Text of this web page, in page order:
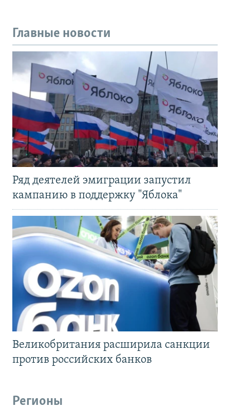
Главные новости
Ряд деятелей эмиграции запустил
кампанию в поддержку "Яблока"
Великобритания расширила санкции
против российских банков
Регионы